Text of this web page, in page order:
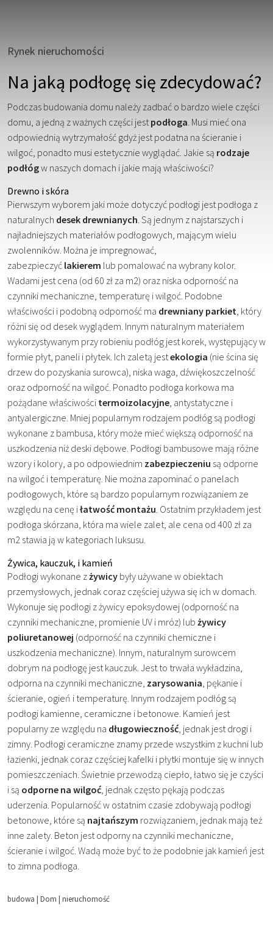
Rynek nieruchomości
Na jaką podłogę się zdecydować?
Podczas budowania domu należy zadbać o bardzo wiele części
domu, a jedną z ważnych części jestpodłoga. Musi mieć ona
odpowiednią wytrzymałość gdyż jest podatna na ścieranie i
wilgoć, ponadto musi estetycznie wyglądać. Jakie są rodzaje
podłógw naszych domach i jakie mają właściwości?
Drewno i skóra
Pierwszym wyborem jaki może dotyczyć podłogi jest podłoga z
naturalnych desek drewnianych. Są jednym z najstarszych i
najładniejszych materiałów podłogowych, mającym wielu
zwolenników. Można je impregnować,
zabezpieczyć lakierem lub pomalować na wybrany kolor.
Wadami jest cena (od 60 zł za m2) oraz niska odporność na
czynniki mechaniczne, temperaturę i wilgoć. Podobne
właściwości i podobną odporność ma drewniany parkiet, który
różni się od desek wyglądem. Innym naturalnym materiałem
wykorzystywanym przy robieniu podłóg jest korek, występujący w
formie płyt, paneli i płytek. Ich zaletą jestekologia (nie ścina się
drzew do pozyskania surowca), niska waga, dźwiękoszczelność
oraz odporność na wilgoć. Ponadto podłoga korkowa ma
pożądane właściwości termoizolacyjne, antystatyczne i
antyalergiczne. Mniej popularnym rodzajem podłóg są podłogi
wykonane z bambusa, który może mieć większą odporność na
uszkodzenia niż deski dębowe. Podłogi bambusowe mają różne
wzory i kolory, a po odpowiednim zabezpieczeniu są odporne
na wilgoć i temperaturę. Nie można zapominać o panelach
podłogowych, które są bardzo popularnym rozwiązaniem ze
względu na cenę iłatwość montażu. Ostatnim przykładem jest
podłoga skórzana, która ma wiele zalet, ale cena od 400 zł za
m2 stawia ją w kategoriach luksusu.
Żywica, kauczuk, i kamień
Podłogi wykonane zżywicy były używane w obiektach
przemysłowych, jednak coraz częściej używa się ich w domach.
Wykonuje się podłogi z żywicy epoksydowej (odporność na
czynniki mechaniczne, promienie UV i mróz) lub żywicy
poliuretanowej (odporność na czynniki chemiczne i
uszkodzenia mechaniczne). Innym, naturalnym surowcem
dobrym na podłogę jest kauczuk. Jest to trwała wykładzina,
odporna na czynniki mechaniczne, zarysowania, pękanie i
ścieranie, ogień i temperaturę. Innym rodzajem podłóg są
podłogi kamienne, ceramiczne i betonowe. Kamień jest
popularny ze względu na długowieczność, jednak jest drogi i
zimny. Podłogi ceramiczne znamy przede wszystkim z kuchni lub
łazienki, jednak coraz częściej kafelki i płytki montuje się w innych
pomieszczeniach. Świetnie przewodzą ciepło, łatwo się je czyści
i są odporne na wilgoć, jednak często pękają podczas
uderzenia. Popularność w ostatnim czasie zdobywają podłogi
betonowe, które są najtańszym rozwiązaniem, jednak mają też
inne zalety. Beton jest odporny na czynniki mechaniczne,
ścieranie i wilgoć. Wadą może być to że podobnie jak kamień jest
to zimna podłoga.
budowa | Dom | nieruchomość